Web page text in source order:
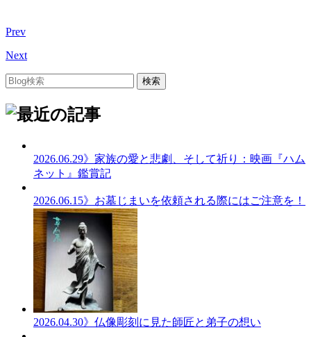
Prev
Next
2026.06.29》家族の愛と悲劇、そして祈り：映画『ハム
ネット』鑑賞記
2026.06.15》お墓じまいを依頼される際にはご注意を！
2026.04.30》仏像彫刻に見た師匠と弟子の想い